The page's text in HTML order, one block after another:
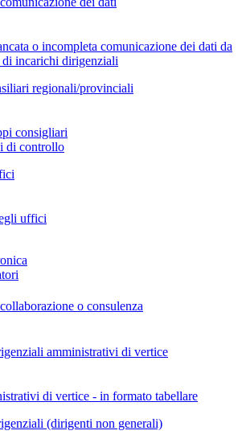
o incompleta comunicazione dei dati da
incarichi dirigenziali
regionali/provinciali
consigliari
di controllo
uffici
o consulenza
amministrativi di vertice
di vertice - in formato tabellare
(dirigenti non generali)